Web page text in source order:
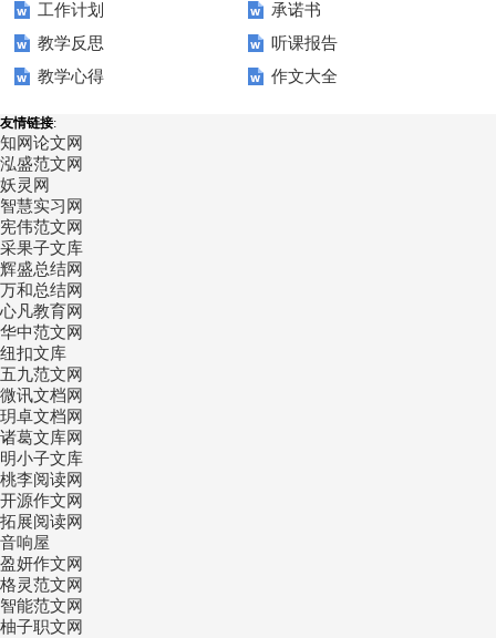
篇 工作计划
承诺书
教学反思
听课报告
教学心得
作文大全
友情链接:
知网论文网
泓盛范文网
妖灵网
智慧实习网
宪伟范文网
采果子文库
辉盛总结网
万和总结网
心凡教育网
华中范文网
纽扣文库
五九范文网
微讯文档网
玥卓文档网
诸葛文库网
明小子文库
桃李阅读网
开源作文网
拓展阅读网
音响屋
盈妍作文网
格灵范文网
智能范文网
柚子职文网